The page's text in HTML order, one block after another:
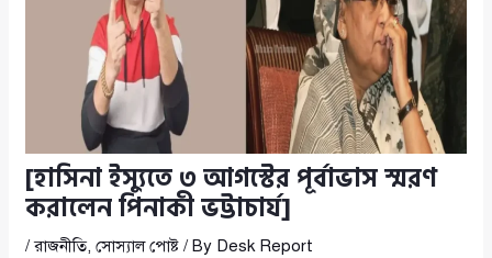
[হাসিনা ইস্যুতে ৩ আগস্টের পূর্বাভাস স্মরণ
করালেন পিনাকী ভট্টাচার্য]
/রাজনীতি,সোস্যাল পোষ্ট / By Desk Report